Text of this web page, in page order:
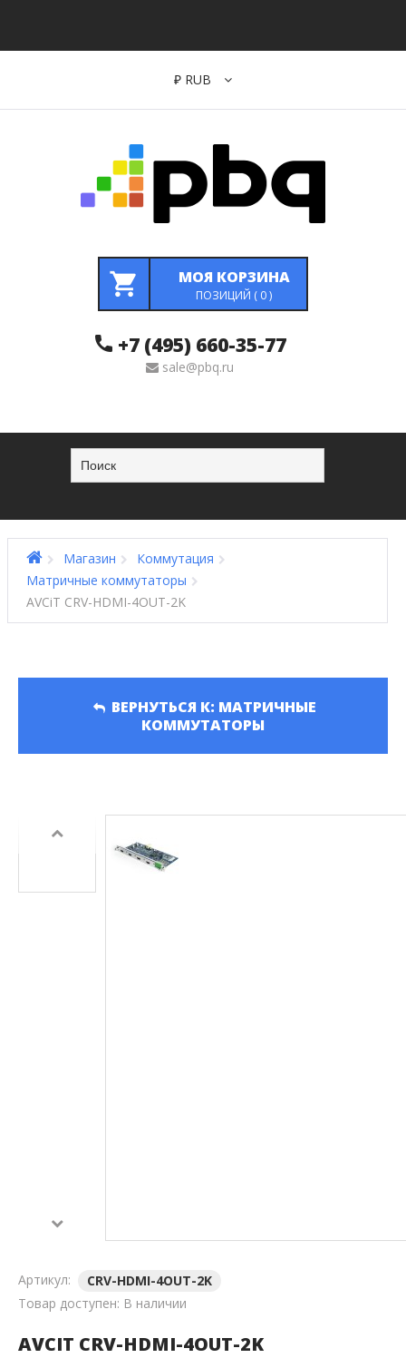
₽ RUB
МОЯ КОРЗИНА
ПОЗИЦИЙ ( 0)
+7 (495) 660-35-77
sale@pbq.ru
Магазин
Коммутация
Матричные коммутаторы
AVCiT CRV-HDMI-4OUT-2K
ВЕРНУТЬСЯ К: МАТРИЧНЫЕ
КОММУТАТОРЫ
Артикул:
CRV-HDMI-4OUT-2K
Товар доступен: В наличии
AVCIT CRV-HDMI-4OUT-2K